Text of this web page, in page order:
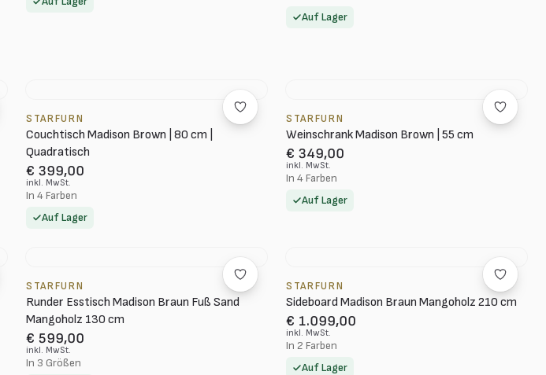
Auf Lager
STARFURN
Couchtisch Madison Brown | 80 cm |
Quadratisch
€ 399,00
inkl. MwSt.
In 4 Farben
Auf Lager
STARFURN
Weinschrank Madison Brown | 55 cm
€ 349,00
inkl. MwSt.
In 4 Farben
Auf Lager
STARFURN
Runder Esstisch Madison Braun Fuß Sand
Mangoholz 130 cm
€ 599,00
inkl. MwSt.
In 3 Größen
STARFURN
Sideboard Madison Braun Mangoholz 210 cm
€ 1.099,00
inkl. MwSt.
In 2 Farben
Auf Lager